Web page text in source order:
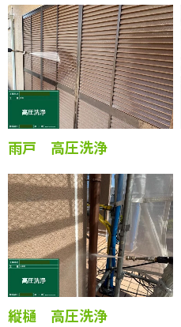
雨戸 高圧洗浄
縦樋 高圧洗浄